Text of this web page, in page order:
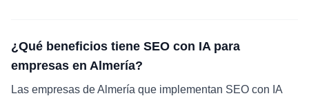
¿Qué beneficios tiene SEO con IA para
empresas en Almería?
Las empresas de Almería que implementan SEO con IA